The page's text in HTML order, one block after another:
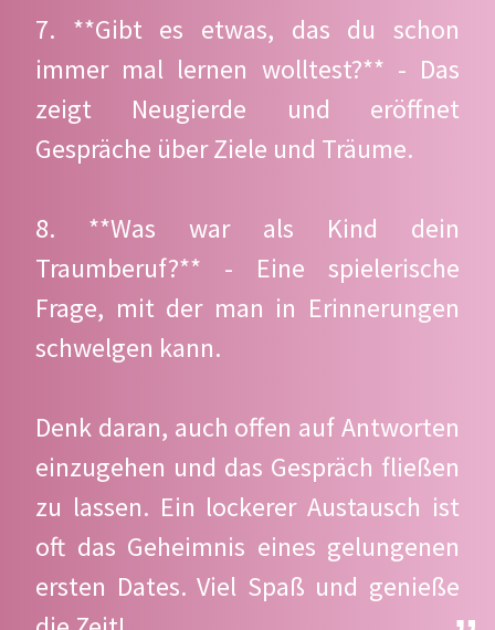
7. **Gibt es etwas, das du schon
immer mal lernen wolltest?** - Das
zeigt Neugierde und eröffnet
Gespräche über Ziele und Träume.
8. **Was war als Kind dein
Traumberuf?** - Eine spielerische
Frage, mit der man in Erinnerungen
schwelgen kann.
Denk daran, auch offen auf Antworten
einzugehen und das Gespräch fließen
zu lassen. Ein lockerer Austausch ist
oft das Geheimnis eines gelungenen
ersten Dates. Viel Spaß und genieße